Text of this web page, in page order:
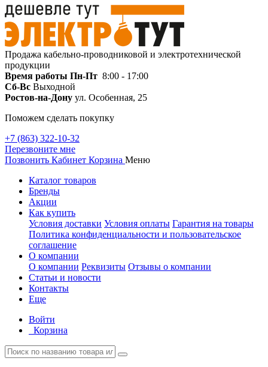
Продажа кабельно-проводниковой и электротехнической
продукции
Время работы Пн-Пт 8:00 - 17:00
Сб-Вс Выходной
Ростов-на-Дону ул. Особенная, 25
Поможем сделать покупку
+7 (863) 322-10-32
Перезвоните мне
Позвонить Кабинет Корзина Меню
Каталог товаров
Бренды
Акции
Как купить
Условия доставки Условия оплаты Гарантия на товары
Политика конфиденциальности и пользовательское
соглашение
О компании
О компании Реквизиты Отзывы о компании
Статьи и новости
Контакты
Еще
Войти
Корзина